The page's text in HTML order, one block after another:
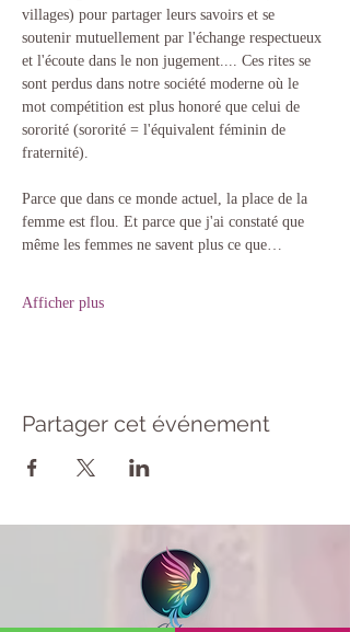
villages) pour partager leurs savoirs et se
soutenir mutuellement par l'échange respectueux
et l'écoute dans le non jugement.... Ces rites se
sont perdus dans notre société moderne où le
mot compétition est plus honoré que celui de
sororité (sororité = l'équivalent féminin de
fraternité).
Parce que dans ce monde actuel, la place de la
femme est flou. Et parce que j'ai constaté que
même les femmes ne savent plus ce que…
Afficher plus
Partager cet événement